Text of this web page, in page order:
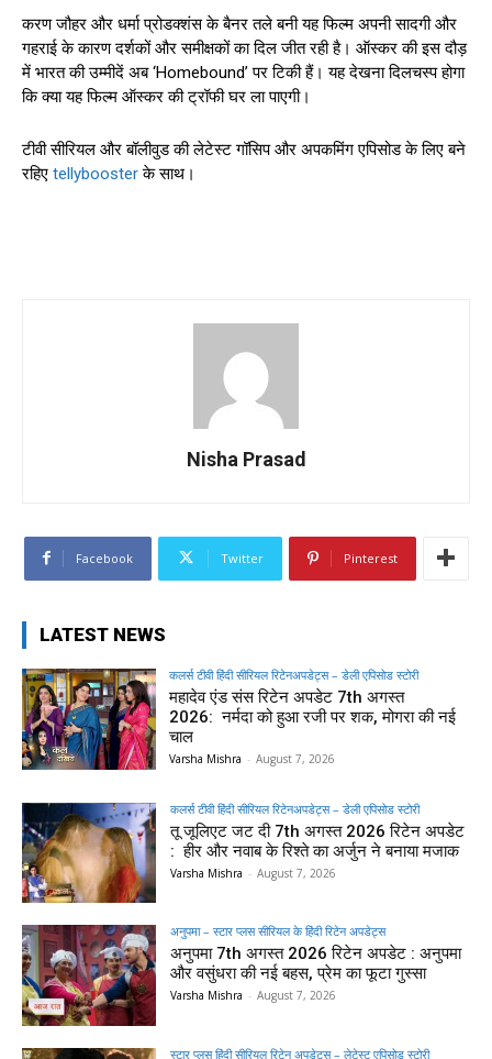
करण जौहर और धर्मा प्रोडक्शंस के बैनर तले बनी यह फिल्म अपनी सादगी और
गहराई के कारण दर्शकों और समीक्षकों का दिल जीत रही है। ऑस्कर की इस दौड़
में भारत की उम्मीदें अब ‘Homebound’ पर टिकी हैं। यह देखना दिलचस्प होगा
कि क्या यह फिल्म ऑस्कर की ट्रॉफी घर ला पाएगी।
टीवी सीरियल और बॉलीवुड की लेटेस्ट गॉसिप और अपकमिंग एपिसोड के लिए बने
रहिए tellyboosterके साथ।
Nisha Prasad
Facebook Twitter Pinterest
LATEST NEWS
कलर्स टीवी हिंदी सीरियल रिटेनअपडेट्स – डेली एपिसोड स्टोरी
महादेव एंड संस रिटेन अपडेट 7th अगस्त
2026: नर्मदा को हुआ रजी पर शक, मोगरा की नई
चाल
Varsha Mishra - August 7, 2026
कलर्स टीवी हिंदी सीरियल रिटेनअपडेट्स – डेली एपिसोड स्टोरी
तू जूलिएट जट दी 7th अगस्त 2026 रिटेन अपडेट
: हीर और नवाब के रिश्ते का अर्जुन ने बनाया मजाक
Varsha Mishra - August 7, 2026
अनुपमा – स्टार प्लस सीरियल के हिंदी रिटेन अपडेट्स
अनुपमा 7th अगस्त 2026 रिटेन अपडेट : अनुपमा
और वसुंधरा की नई बहस, प्रेम का फूटा गुस्सा
Varsha Mishra - August 7, 2026
स्टार प्लस हिंदी सीरियल रिटेन अपडेट्स – लेटेस्ट एपिसोड स्टोरी